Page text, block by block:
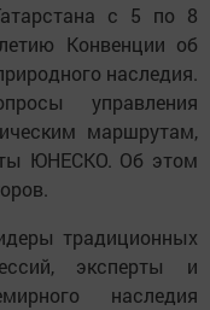
с 5 по 8
Конвенции об
наследия.
управления
маршрутам,
ЮНЕСКО. Об этом
традиционных
эксперты и
наследия